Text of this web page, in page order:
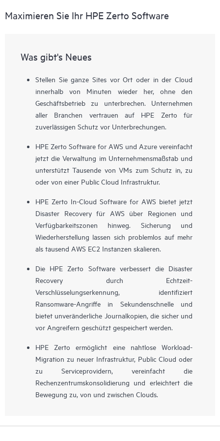
Maximieren Sie Ihr HPE Zerto Software
Was gibt's Neues
Stellen Sie ganze Sites vor Ort oder in der Cloud
innerhalb von Minuten wieder her, ohne den
Geschäftsbetrieb zu unterbrechen. Unternehmen
aller Branchen vertrauen auf HPE Zerto für
zuverlässigen Schutz vor Unterbrechungen.
HPE Zerto Software for AWS und Azure vereinfacht
jetzt die Verwaltung im Unternehmensmaßstab und
unterstützt Tausende von VMs zum Schutz in, zu
oder von einer Public Cloud Infrastruktur.
HPE Zerto In-Cloud Software for AWS bietet jetzt
Disaster Recovery für AWS über Regionen und
Verfügbarkeitszonen hinweg. Sicherung und
Wiederherstellung lassen sich problemlos auf mehr
als tausend AWS EC2 Instanzen skalieren.
Die HPE Zerto Software verbessert die Disaster
Recovery durch Echtzeit-
Verschlüsselungserkennung, identifiziert
Ransomware-Angriffe in Sekundenschnelle und
bietet unveränderliche Journalkopien, die sicher und
vor Angreifern geschützt gespeichert werden.
HPE Zerto ermöglicht eine nahtlose Workload-
Migration zu neuer Infrastruktur, Public Cloud oder
zu Serviceprovidern, vereinfacht die
Rechenzentrumskonsolidierung und erleichtert die
Bewegung zu, von und zwischen Clouds.